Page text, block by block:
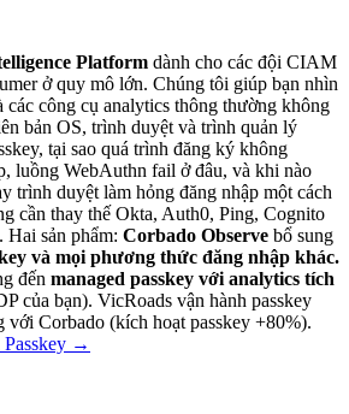
Platform dành cho các đội CIAM
ở quy mô lớn. Chúng tôi giúp bạn nhìn
các công cụ analytics thông thường không
bản OS, trình duyệt và trình quản lý
tại sao quá trình đăng ký không
luồng WebAuthn fail ở đâu, và khi nào
trình duyệt làm hỏng đăng nhập một cách
cần thay thế Okta, Auth0, Ping, Cognito
Hai sản phẩm: Corbado Observe bổ sung
và mọi phương thức đăng nhập khác.
đến managed passkey với analytics tích
của bạn). VicRoads vận hành passkey
Corbado (kích hoạt passkey +80%).
→